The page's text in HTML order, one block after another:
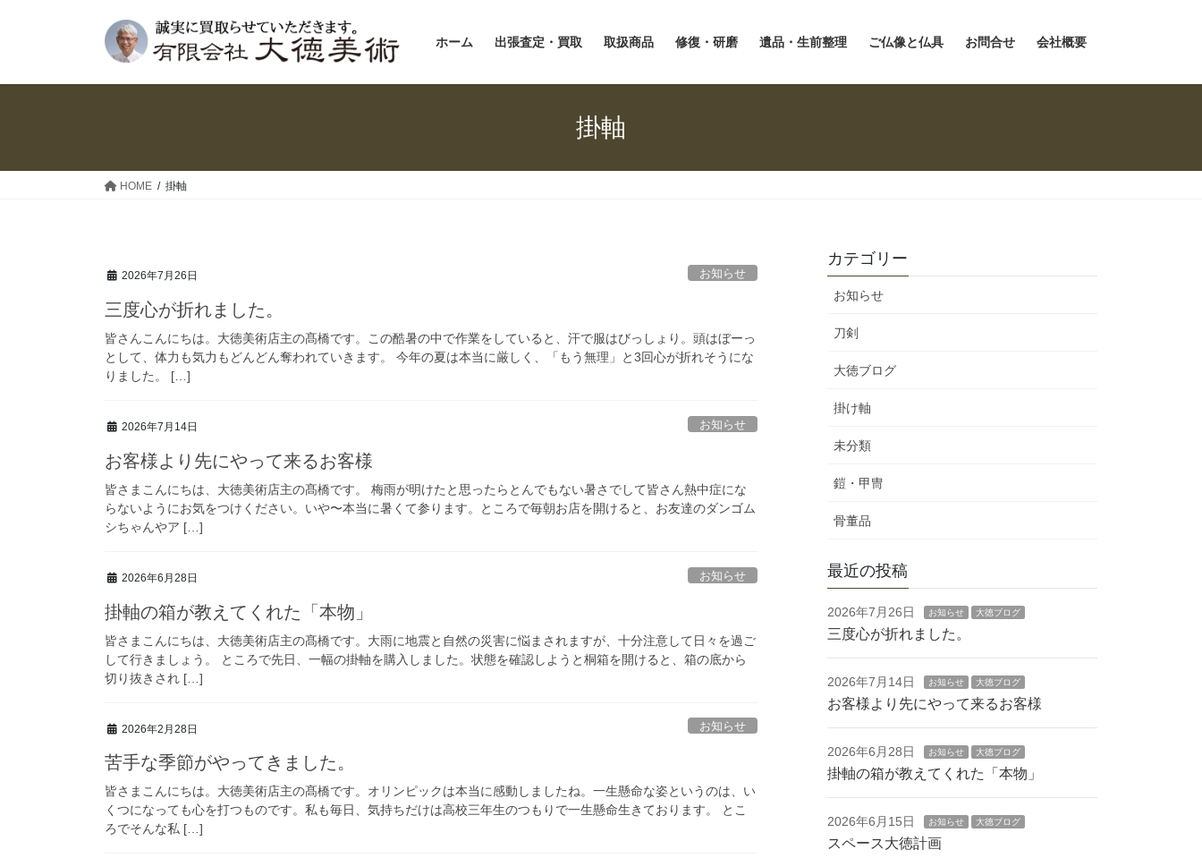
ホーム 出張査定・買取 取扱商品 修復・研磨 遺品・生前整理 ご仏像と仏具 お問合せ 会社概要
掛軸
HOME 掛軸
2026年7月26日 お知らせ
三度心が折れました。
皆さんこんにちは。大徳美術店主の髙橋です。この酷暑の中で作業をしていると、汗で服はびっしょり。頭はぼーっ
として、体力も気力もどんどん奪われていきます。 今年の夏は本当に厳しく、「もう無理」と3回心が折れそうにな
りました。 […]
2026年7月14日 お知らせ
お客様より先にやって来るお客様
皆さまこんにちは、大徳美術店主の髙橋です。 梅雨が明けたと思ったらとんでもない暑さでして皆さん熱中症にな
らないようにお気をつけください。いや〜本当に暑くて参ります。ところで毎朝お店を開けると、お友達のダンゴム
シちゃんやア […]
2026年6月28日 お知らせ
掛軸の箱が教えてくれた「本物」
皆さまこんにちは、大徳美術店主の髙橋です。大雨に地震と自然の災害に悩まされますが、十分注意して日々を過ご
して行きましょう。 ところで先日、一幅の掛軸を購入しました。状態を確認しようと桐箱を開けると、箱の底から
切り抜きされ […]
2026年2月28日 お知らせ
苦手な季節がやってきました。
皆さまこんにちは。大徳美術店主の髙橋です。オリンピックは本当に感動しましたね。一生懸命な姿というのは、い
くつになっても心を打つものです。私も毎日、気持ちだけは高校三年生のつもりで一生懸命生きております。 とこ
ろでそんな私 […]
カテゴリー
お知らせ
刀剣
大徳ブログ
掛け軸
未分類
鎧・甲冑
骨董品
最近の投稿
2026年7月26日 お知らせ 大徳ブログ
三度心が折れました。
2026年7月14日 お知らせ 大徳ブログ
お客様より先にやって来るお客様
2026年6月28日 お知らせ 大徳ブログ
掛軸の箱が教えてくれた「本物」
2026年6月15日 お知らせ 大徳ブログ
スペース大徳計画